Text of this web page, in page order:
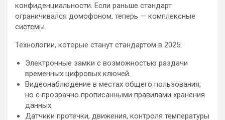
конфиденциальности. Если раньше стандарт
ограничивался домофоном, теперь — комплексные
системы.
Технологии, которые станут стандартом в 2025:
Электронные замки с возможностью раздачи
временных цифровых ключей.
Видеонаблюдение в местах общего пользования,
но с прозрачно прописанными правилами хранения
данных.
Датчики протечки, движения, контроля температуры